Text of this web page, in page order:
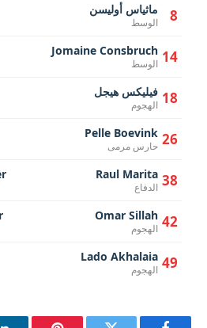
8 ماثياس أوليسن
الوسط
14
Jomaine Consbruch
الوسط
18 فيليكس هيجل
الهجوم
26
Pelle Boevink
حارس مرمى
38
Raul Marita
الدفاع
42
Omar Sillah
الهجوم
49
Lado Akhalaia
الهجوم